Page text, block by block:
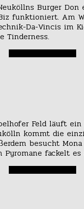
Burger Don
funktioniert. Am
Da-Vincis im
Tinderness.
Feld läuft ein
kommt die
besucht
fackelt es